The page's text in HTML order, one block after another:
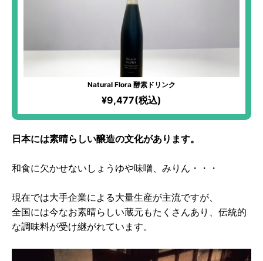
Natural Flora 酵素ドリンク
¥9,477(税込)
日本には素晴らしい醸造の文化があります。
和食に欠かせないしょうゆや味噌、みりん・・・
現在では大手企業による大量生産が主流ですが、
全国には今なお素晴らしい蔵元もたくさんあり、伝統的
な調味料が受け継がれています。